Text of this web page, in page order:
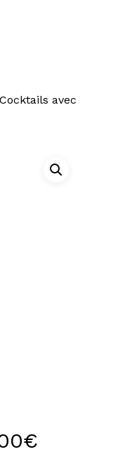
Cocktails avec
€